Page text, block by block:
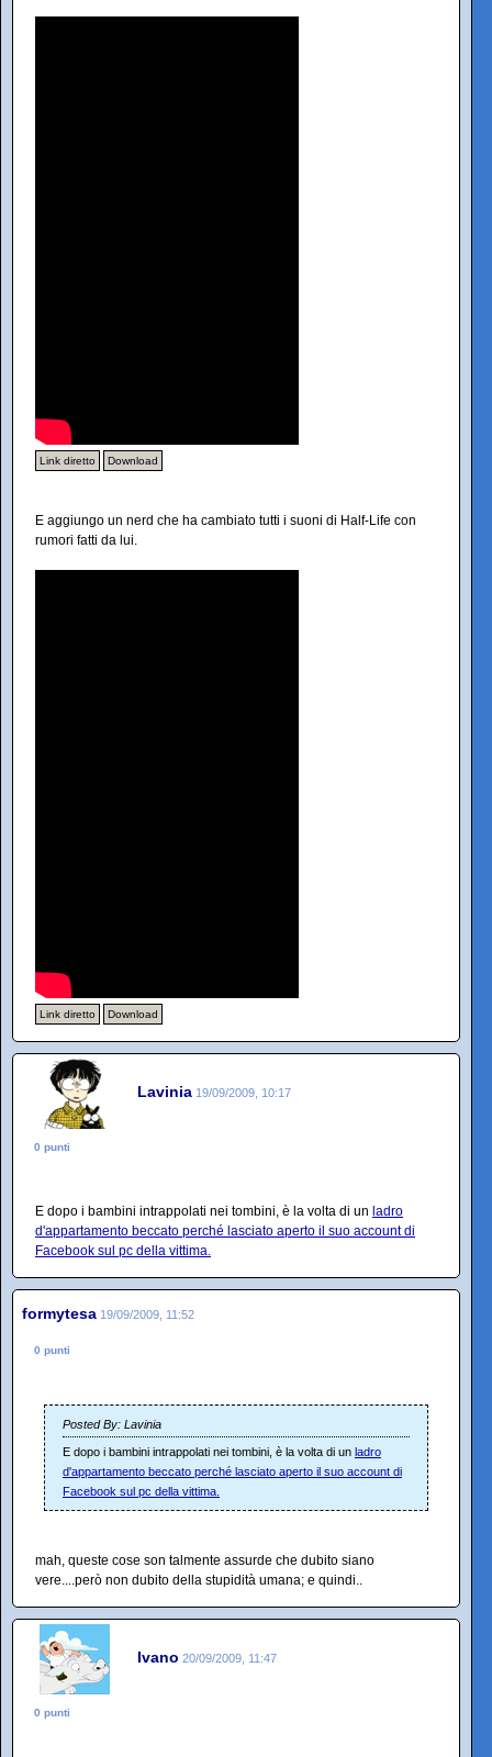
Link diretto Download
E aggiungo un nerd che ha cambiato tutti i suoni di Half-Life con
rumori fatti da lui.
Link diretto Download
Lavinia 19/09/2009, 10:17
0 punti
E dopo i bambini intrappolati nei tombini, è la volta di un ladro
d'appartamento beccato perché lasciato aperto il suo account di
Facebook sul pc della vittima.
formytesa 19/09/2009, 11:52
0 punti
Posted By: Lavinia
E dopo i bambini intrappolati nei tombini, è la volta di un ladro
d'appartamento beccato perché lasciato aperto il suo account di
Facebook sul pc della vittima.
mah, queste cose son talmente assurde che dubito siano
vere....però non dubito della stupidità umana; e quindi..
Ivano 20/09/2009, 11:47
0 punti